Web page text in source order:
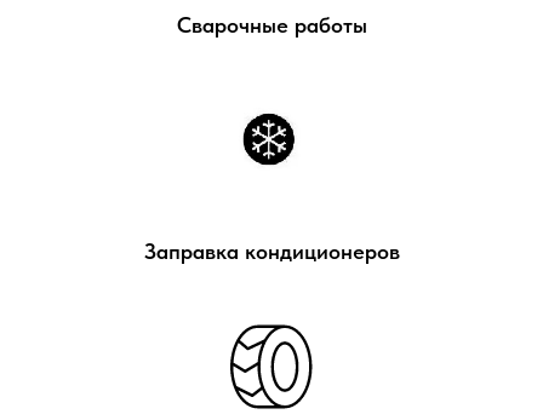
Сварочные работы
Заправка кондиционеров